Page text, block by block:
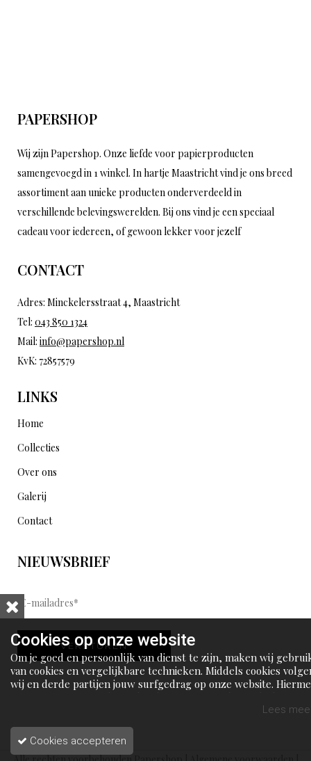
PAPERSHOP
Wij zijn Papershop. Onze liefde voor papierproducten
samengevoegd in 1 winkel. In hartje Maastricht vind je ons breed
assortiment aan unieke producten onderverdeeld in
verschillende belevingswerelden. Bij ons vind je een speciaal
cadeau voor iedereen, of gewoon lekker voor jezelf
CONTACT
Adres: Minckelersstraat 4, Maastricht
Tel: 043 850 1324
Mail: info@papershop.nl
KvK: 72857579
LINKS
Home
Collecties
Over ons
Galerij
Contact
NIEUWSBRIEF
E
-
m
a
i
l
d
r
VERSTUREN
Cookies op onze website
Om je goed en persoonlijk van dienst te zijn, maken wij
van cookies en vergelijkbare technieken. Middels cookies
wij en derde partijen jouw surfgedrag op onze website.
Lees
Cookies accepteren